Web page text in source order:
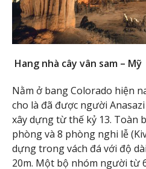
Hang nhà cây vân sam – Mỹ
Nằm ở bang Colorado hiện
cho là đã được người
xây dựng từ thế kỷ 13. Toàn
phòng và 8 phòng nghi lễ
dựng trong vách đá với độ
20m. Một bộ nhóm người từ